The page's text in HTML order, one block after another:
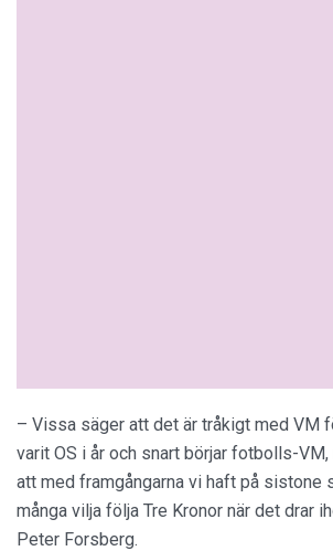
– Vissa säger att det är tråkigt med VM
varit OS i år och snart börjar fotbolls-VM,
att med framgångarna vi haft på sistone
många vilja följa Tre Kronor när det drar
Peter Forsberg.